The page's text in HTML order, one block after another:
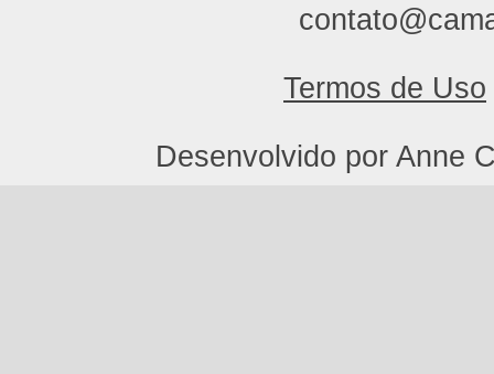
Termos de Uso
Desenvolvido por Anne